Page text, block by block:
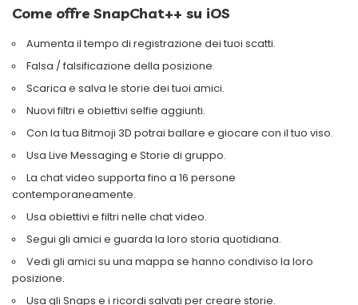
Come offre SnapChat++ su iOS
Aumenta il tempo di registrazione dei tuoi scatti.
Falsa / falsificazione della posizione.
Scarica e salva le storie dei tuoi amici.
Nuovi filtri e obiettivi selfie aggiunti.
Con la tua Bitmoji 3D potrai ballare e giocare con il tuo viso.
Usa Live Messaging e Storie di gruppo.
La chat video supporta fino a 16 persone
contemporaneamente.
Usa obiettivi e filtri nelle chat video.
Segui gli amici e guarda la loro storia quotidiana.
Vedi gli amici su una mappa se hanno condiviso la loro
posizione.
Usa gli Snaps e i ricordi salvati per creare storie.